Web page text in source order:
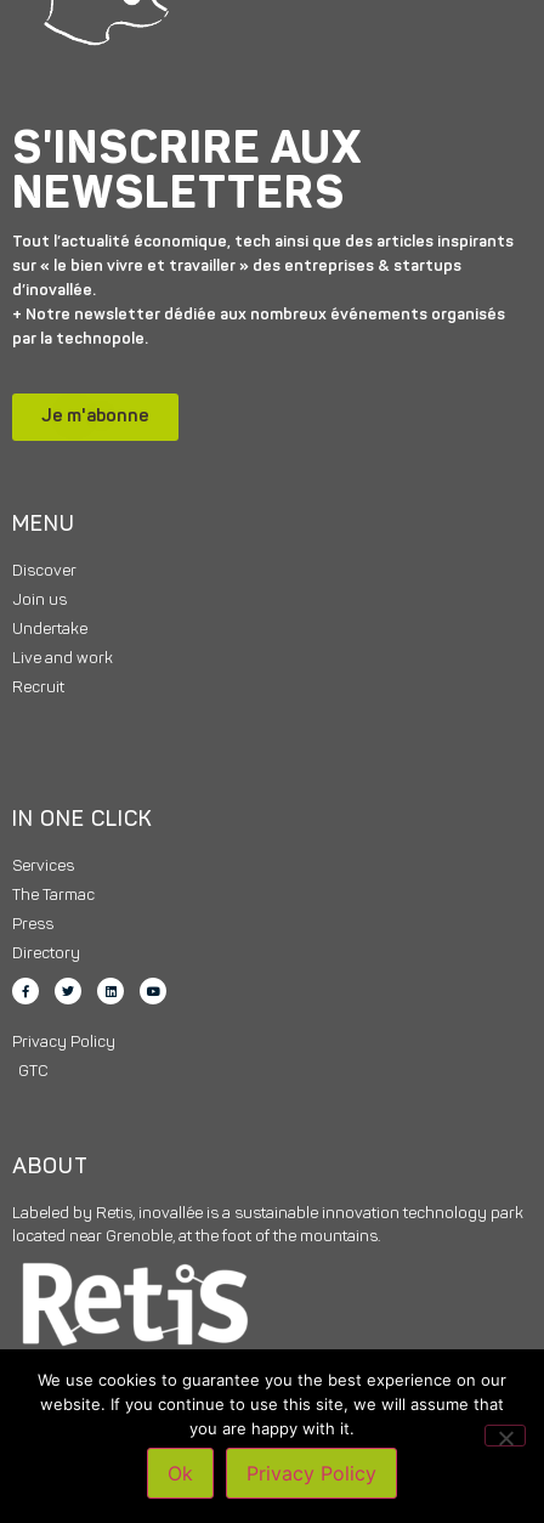
S'INSCRIRE AUX
NEWSLETTERS
Tout l’actualité économique, tech ainsi que des articles inspirants
sur « le bien vivre et travailler » des entreprises & startups
d’inovallée.
+ Notre newsletter dédiée aux nombreux événements organisés
par la technopole.
Je m'abonne
MENU
Discover
Join us
Undertake
Live and work
Recruit
IN ONE CLICK
Services
The Tarmac
Press
Directory
Privacy Policy
GTC
ABOUT
Labeled by Retis, inovallée is a sustainable innovation technology park
located near Grenoble, at the foot of the mountains.
support by Skyloud
We use cookies to guarantee you the best experience on our
website. If you continue to use this site, we will assume that
you are happy with it.
Ok Privacy Policy